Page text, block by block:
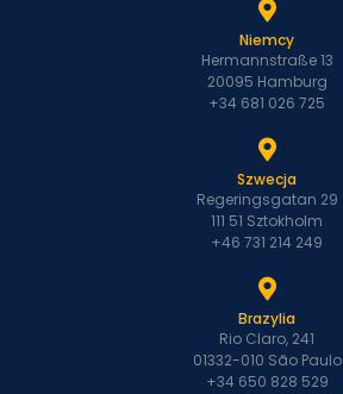
Niemcy
Hermannstraße 13
20095 Hamburg
+34 681 026 725
Szwecja
Regeringsgatan 29
111 51 Sztokholm
+46 731 214 249
Brazylia
Rio Claro, 241
01332-010 São Paulo
+34 650 828 529